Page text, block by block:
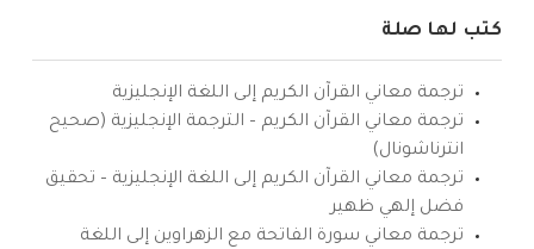
كتب لها صلة
ترجمة معاني القرآن الكريم إلى اللغة الإنجليزية
ترجمة معاني القرآن الكريم – الترجمة الإنجليزية (صحيح
انترناشونال)
ترجمة معاني القرآن الكريم إلى اللغة الإنجليزية – تحقيق
فضل إلهي ظهير
ترجمة معاني سورة الفاتحة مع الزهراوين إلى اللغة